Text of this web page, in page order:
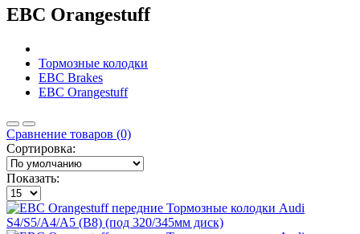
EBC Orangestuff
Тормозные колодки
EBC Brakes
EBC Orangestuff
Сравнение товаров (0)
Сортировка:
Показать: